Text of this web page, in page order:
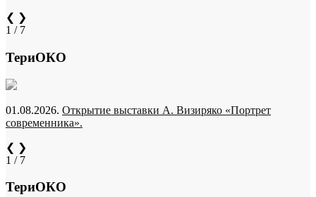
❮ ❯
1 / 7
ТериОКО
01.08.2026. Открытие выставки А. Визиряко «Портрет
современника».
❮ ❯
1 / 7
ТериОКО